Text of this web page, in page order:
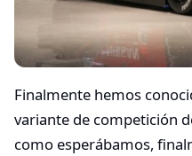
Finalmente hemos
variante de competición
como esperábamos,